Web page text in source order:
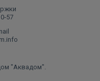
"Аквадом".